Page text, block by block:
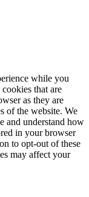
while you
that are
as they are
of the website. We
and understand how
in your browser
to opt-out of these
may affect your